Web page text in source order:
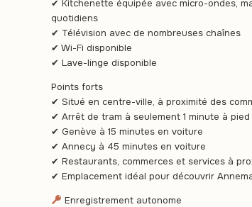
✔ Kitchenette équipée avec micro-ondes,
quotidiens
✔ Télévision avec de nombreuses chaînes
✔ Wi-Fi disponible
✔ Lave-linge disponible
Points forts
✔ Situé en centre-ville, à proximité des
✔ Arrêt de tram à seulement 1 minute à pied
✔ Genève à 15 minutes en voiture
✔ Annecy à 45 minutes en voiture
✔ Restaurants, commerces et services à
✔ Emplacement idéal pour découvrir
Enregistrement autonome